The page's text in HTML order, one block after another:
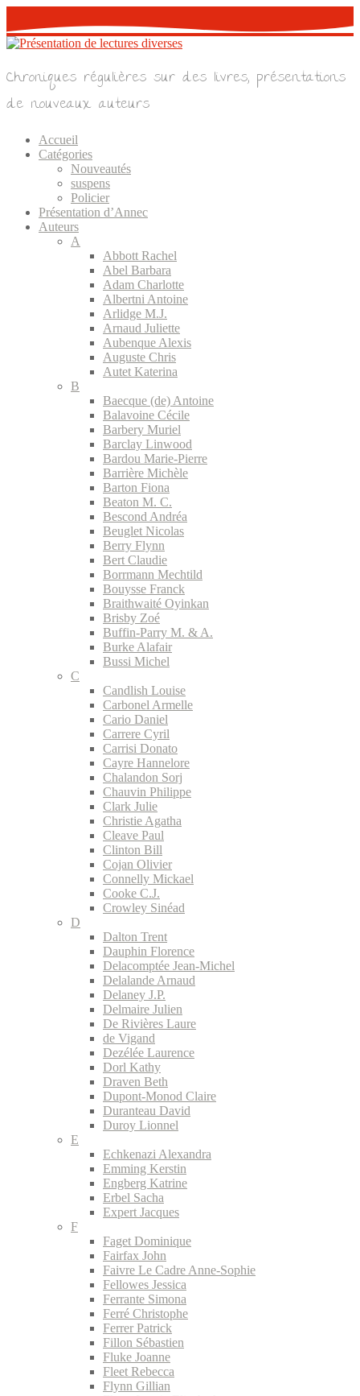
content
Chroniques régulières sur des livres, présentations
de nouveaux auteurs
Accueil
Catégories
Nouveautés
suspens
Policier
Présentation d’Annec
Auteurs
A
Abbott Rachel
Abel Barbara
Adam Charlotte
Albertni Antoine
Arlidge M.J.
Arnaud Juliette
Aubenque Alexis
Auguste Chris
Autet Katerina
B
Baecque (de) Antoine
Balavoine Cécile
Barbery Muriel
Barclay Linwood
Bardou Marie-Pierre
Barrière Michèle
Barton Fiona
Beaton M. C.
Bescond Andréa
Beuglet Nicolas
Berry Flynn
Bert Claudie
Borrmann Mechtild
Bouysse Franck
Braithwaité Oyinkan
Brisby Zoé
Buffin-Parry M. & A.
Burke Alafair
Bussi Michel
C
Candlish Louise
Carbonel Armelle
Cario Daniel
Carrere Cyril
Carrisi Donato
Cayre Hannelore
Chalandon Sorj
Chauvin Philippe
Clark Julie
Christie Agatha
Cleave Paul
Clinton Bill
Cojan Olivier
Connelly Mickael
Cooke C.J.
Crowley Sinéad
D
Dalton Trent
Dauphin Florence
Delacomptée Jean-Michel
Delalande Arnaud
Delaney J.P.
Delmaire Julien
De Rivières Laure
de Vigand
Dezélée Laurence
Dorl Kathy
Draven Beth
Dupont-Monod Claire
Duranteau David
Duroy Lionnel
E
Echkenazi Alexandra
Emming Kerstin
Engberg Katrine
Erbel Sacha
Expert Jacques
F
Faget Dominique
Fairfax John
Faivre Le Cadre Anne-Sophie
Fellowes Jessica
Ferrante Simona
Ferré Christophe
Ferrer Patrick
Fillon Sébastien
Fluke Joanne
Fleet Rebecca
Flynn Gillian